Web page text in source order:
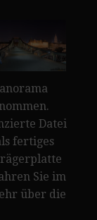
Datei
fertiges
Sie im
über die